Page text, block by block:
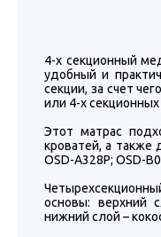
4-х секционный
удобный и
секции, за счет
или 4-х
Этот матрас
кроватей, а также
OSD-A328P; OSD-
основы: верхний
нижний слой –